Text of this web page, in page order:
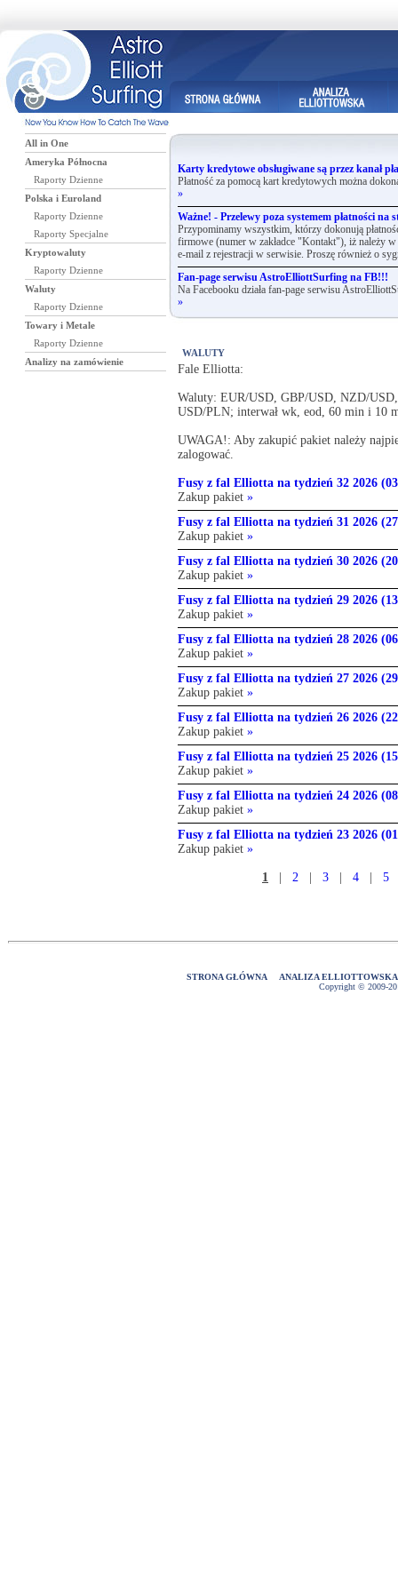
All in One
Ameryka Północna
Raporty Dzienne
Polska i Euroland
Raporty Dzienne
Raporty Specjalne
Kryptowaluty
Raporty Dzienne
Waluty
Raporty Dzienne
Towary i Metale
Raporty Dzienne
Analizy na zamówienie
Karty kredytowe obsługiwane są przez kanał
Płatność za pomocą kart kredytowych można
»
Ważne! - Przelewy poza systemem płatności na
Przypominamy wszystkim, którzy dokonują
firmowe (numer w zakładce "Kontakt"), iż należy
e-mail z rejestracji w serwisie. Proszę również o
Fan-page serwisu AstroElliottSurfing na FB!!!
Na Facebooku działa fan-page serwisu
»
WALUTY
Fale Elliotta:
Waluty: EUR/USD, GBP/USD, NZD/
USD/PLN; interwał wk, eod, 60 min i 10
UWAGA!: Aby zakupić pakiet należy
zalogować.
Fusy z fal Elliotta na tydzień 32 2026
Zakup pakiet »
Fusy z fal Elliotta na tydzień 31 2026
Zakup pakiet »
Fusy z fal Elliotta na tydzień 30 2026
Zakup pakiet »
Fusy z fal Elliotta na tydzień 29 2026
Zakup pakiet »
Fusy z fal Elliotta na tydzień 28 2026
Zakup pakiet »
Fusy z fal Elliotta na tydzień 27 2026
Zakup pakiet »
Fusy z fal Elliotta na tydzień 26 2026
Zakup pakiet »
Fusy z fal Elliotta na tydzień 25 2026
Zakup pakiet »
Fusy z fal Elliotta na tydzień 24 2026
Zakup pakiet »
Fusy z fal Elliotta na tydzień 23 2026
Zakup pakiet »
1 2 3 4 5
STRONA GŁÓWNA
ANALIZA ELLIOTTOWSKA
Copyright © 2009-